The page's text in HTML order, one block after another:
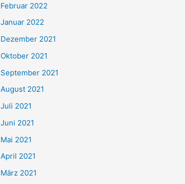
Februar 2022
Januar 2022
Dezember 2021
Oktober 2021
September 2021
August 2021
Juli 2021
Juni 2021
Mai 2021
April 2021
März 2021